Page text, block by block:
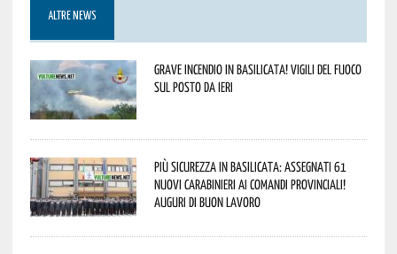
ALTRE NEWS
Grave incendio in Basilicata! Vigili del fuoco
sul posto da ieri
Più sicurezza in Basilicata: assegnati 61
nuovi Carabinieri ai Comandi provinciali!
Auguri di buon lavoro